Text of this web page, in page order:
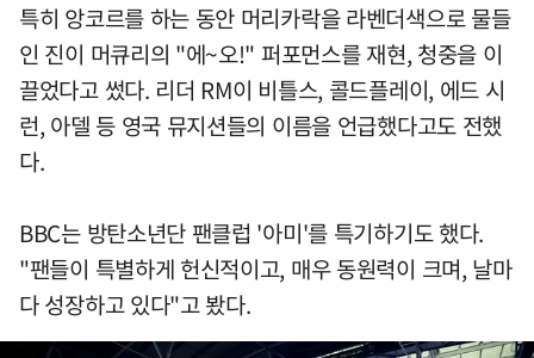
특히 앙코르를 하는 동안 머리카락을 라벤더색으로 물들
인 진이 머큐리의 "에~오!" 퍼포먼스를 재현, 청중을 이
끌었다고 썼다. 리더 RM이 비틀스, 콜드플레이, 에드 시
런, 아델 등 영국 뮤지션들의 이름을 언급했다고도 전했
다.
BBC는 방탄소년단 팬클럽 '아미'를 특기하기도 했다.
"팬들이 특별하게 헌신적이고, 매우 동원력이 크며, 날마
다 성장하고 있다"고 봤다.